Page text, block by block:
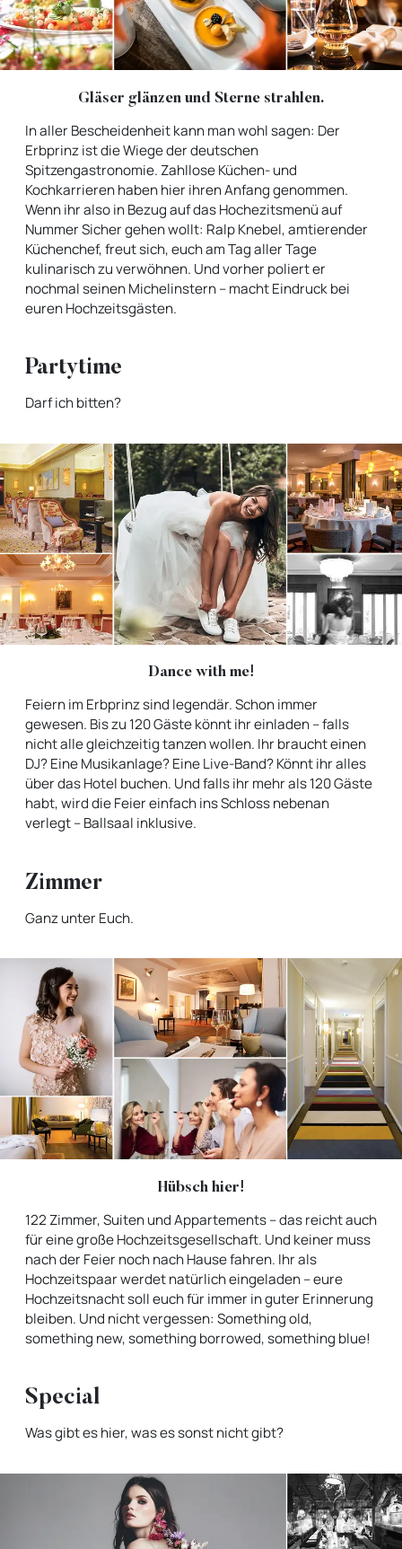
Gläser glänzen und Sterne strahlen.
In aller Bescheidenheit kann man wohl sagen: Der
Erbprinz ist die Wiege der deutschen
Spitzengastronomie. Zahllose Küchen- und
Kochkarrieren haben hier ihren Anfang genommen.
Wenn ihr also in Bezug auf das Hochezitsmenü auf
Nummer Sicher gehen wollt: Ralp Knebel, amtierender
Küchenchef, freut sich, euch am Tag aller Tage
kulinarisch zu verwöhnen. Und vorher poliert er
nochmal seinen Michelinstern – macht Eindruck bei
euren Hochzeitsgästen.
Partytime
Darf ich bitten?
Dance with me!
Feiern im Erbprinz sind legendär. Schon immer
gewesen. Bis zu 120 Gäste könnt ihr einladen – falls
nicht alle gleichzeitig tanzen wollen. Ihr braucht einen
DJ? Eine Musikanlage? Eine Live-Band? Könnt ihr alles
über das Hotel buchen. Und falls ihr mehr als 120 Gäste
habt, wird die Feier einfach ins Schloss nebenan
verlegt – Ballsaal inklusive.
Zimmer
Ganz unter Euch.
Hübsch hier!
122 Zimmer, Suiten und Appartements – das reicht auch
für eine große Hochzeitsgesellschaft. Und keiner muss
nach der Feier noch nach Hause fahren. Ihr als
Hochzeitspaar werdet natürlich eingeladen – eure
Hochzeitsnacht soll euch für immer in guter Erinnerung
bleiben. Und nicht vergessen: Something old,
something new, something borrowed, something blue!
Special
Was gibt es hier, was es sonst nicht gibt?